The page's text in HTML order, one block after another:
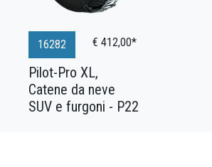
16282 € 412,00*
Pilot-Pro XL,
Catene da neve
SUV e furgoni - P22